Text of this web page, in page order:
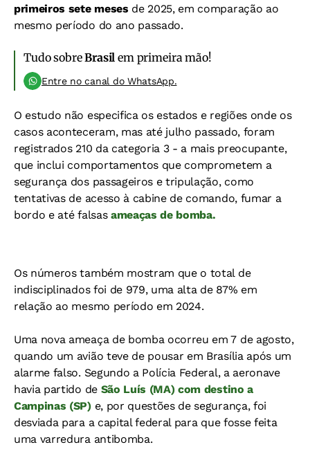
primeiros sete meses de 2025, em comparação ao
mesmo período do ano passado.
Tudo sobreBrasil em primeira mão!
Entre no canal do WhatsApp.
O estudo não especifica os estados e regiões onde os
casos aconteceram, mas até julho passado, foram
registrados 210 da categoria 3 - a mais preocupante,
que inclui comportamentos que comprometem a
segurança dos passageiros e tripulação, como
tentativas de acesso à cabine de comando, fumar a
bordo e até falsas ameaças de bomba.
Os números também mostram que o total de
indisciplinados foi de 979, uma alta de 87% em
relação ao mesmo período em 2024.
Uma nova ameaça de bomba ocorreu em 7 de agosto,
quando um avião teve de pousar em Brasília após um
alarme falso. Segundo a Polícia Federal, a aeronave
havia partido de São Luís (MA) com destino a
Campinas (SP)e, por questões de segurança, foi
desviada para a capital federal para que fosse feita
uma varredura antibomba.